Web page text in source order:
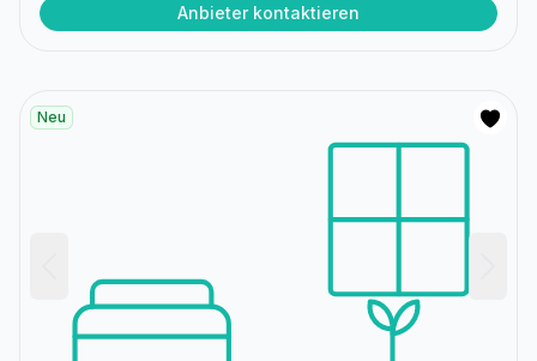
Anbieter kontaktieren
Neu